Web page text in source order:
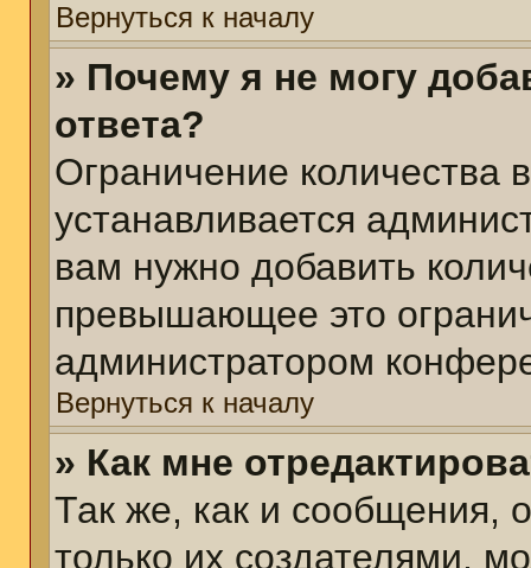
Вернуться к началу
» Почему я не могу
ответа?
Ограничение количества
устанавливается
вам нужно добавить
превышающее это
администратором
Вернуться к началу
» Как мне
Так же, как и сообщения,
только их создателями,